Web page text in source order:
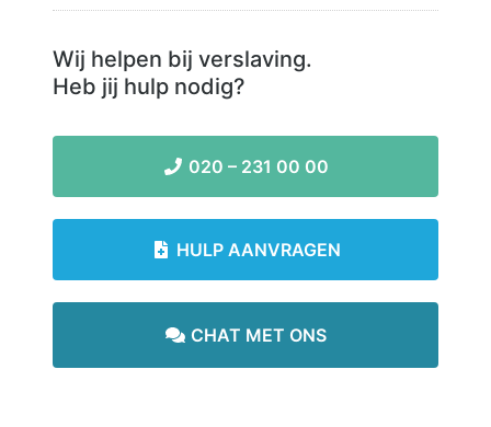
Wij helpen bij verslaving.
Heb jij hulp nodig?
020 – 231 00 00
HULP AANVRAGEN
CHAT MET ONS